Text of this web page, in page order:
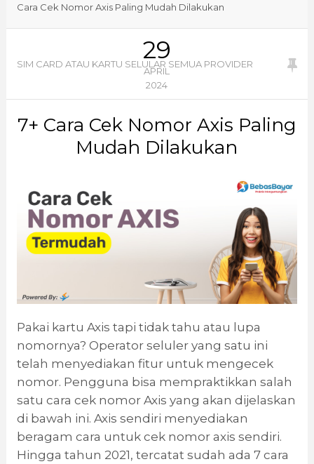
Cara Cek Nomor Axis Paling Mudah Dilakukan
29
APRIL
2024
SIM CARD ATAU KARTU SELULAR SEMUA PROVIDER
7+ Cara Cek Nomor Axis Paling
Mudah Dilakukan
Pakai kartu Axis tapi tidak tahu atau lupa
nomornya? Operator seluler yang satu ini
telah menyediakan fitur untuk mengecek
nomor. Pengguna bisa mempraktikkan salah
satu cara cek nomor Axis yang akan dijelaskan
di bawah ini. Axis sendiri menyediakan
beragam cara untuk cek nomor axis sendiri.
Hingga tahun 2021, tercatat sudah ada 7 cara